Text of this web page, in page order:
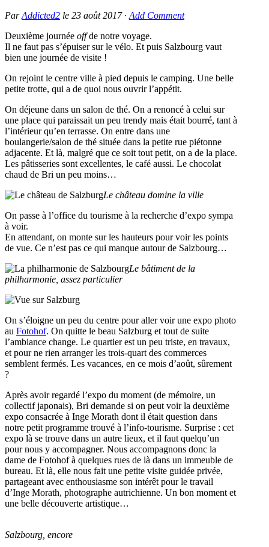
ParAddicted2 le 23 août 2017· Add Comment
Deuxième journée offde notre voyage.
Il ne faut pas s’épuiser sur le vélo. Et puis Salzbourg vaut
bien une journée de visite !
On rejoint le centre ville à pied depuis le camping. Une belle
petite trotte, qui a de quoi nous ouvrir l’appétit.
On déjeune dans un salon de thé. On a renoncé à celui sur
une place qui paraissait un peu trendy mais était bourré, tant à
l’intérieur qu’en terrasse. On entre dans une
boulangerie/salon de thé située dans la petite rue piétonne
adjacente. Et là, malgré que ce soit tout petit, on a de la place.
Les pâtisseries sont excellentes, le café aussi. Le chocolat
chaud de Bri un peu moins…
Le château domine la ville
On passe à l’office du tourisme à la recherche d’expo sympa
à voir.
En attendant, on monte sur les hauteurs pour voir les points
de vue. Ce n’est pas ce qui manque autour de Salzbourg…
Le bâtiment de la
philharmonie, assez particulier
On s’éloigne un peu du centre pour aller voir une expo photo
au Fotohof. On quitte le beau Salzburg et tout de suite
l’ambiance change. Le quartier est un peu triste, en travaux,
et pour ne rien arranger les trois-quart des commerces
semblent fermés. Les vacances, en ce mois d’août, sûrement
?
Après avoir regardé l’expo du moment (de mémoire, un
collectif japonais), Bri demande si on peut voir la deuxième
expo consacrée à Inge Morath dont il était question dans
notre petit programme trouvé à l’info-tourisme. Surprise : cet
expo là se trouve dans un autre lieux, et il faut quelqu’un
pour nous y accompagner. Nous accompagnons donc la
dame de Fotohof à quelques rues de là dans un immeuble de
bureau. Et là, elle nous fait une petite visite guidée privée,
partageant avec enthousiasme son intérêt pour le travail
d’Inge Morath, photographe autrichienne. Un bon moment et
une belle découverte artistique…
Salzbourg, encore